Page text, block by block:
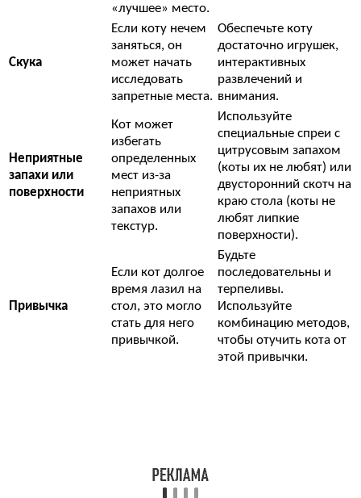
«лучшее» место.
Скука
Если коту нечем
заняться, он
может начать
исследовать
запретные места.
Обеспечьте коту
достаточно игрушек,
интерактивных
развлечений и
внимания.
Неприятные
запахи или
поверхности
Кот может
избегать
определенных
мест из-за
неприятных
запахов или
текстур.
Используйте
специальные спреи с
цитрусовым запахом
(коты их не любят) или
двусторонний скотч на
краю стола (коты не
любят липкие
поверхности).
Привычка
Если кот долгое
время лазил на
стол, это могло
стать для него
привычкой.
Будьте
последовательны и
терпеливы.
Используйте
комбинацию методов,
чтобы отучить кота от
этой привычки.